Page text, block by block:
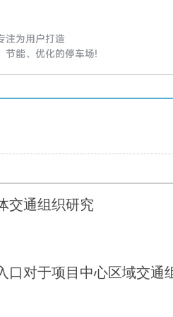
交通组织研究
口对于项目中心区域交